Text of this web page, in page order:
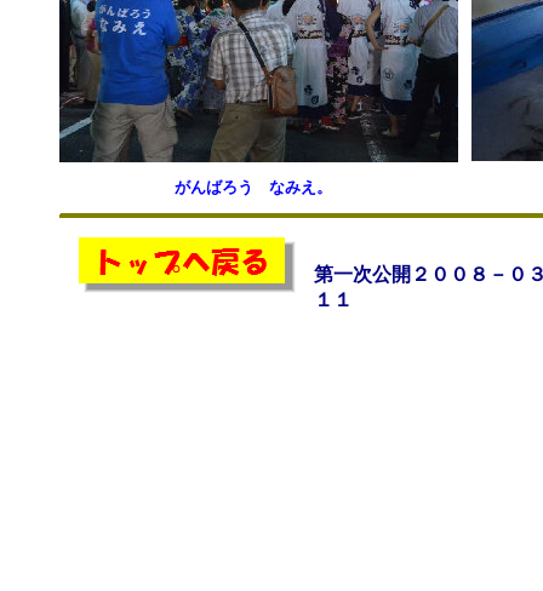
がんばろう なみえ。
第一次公開２００８－０
１１